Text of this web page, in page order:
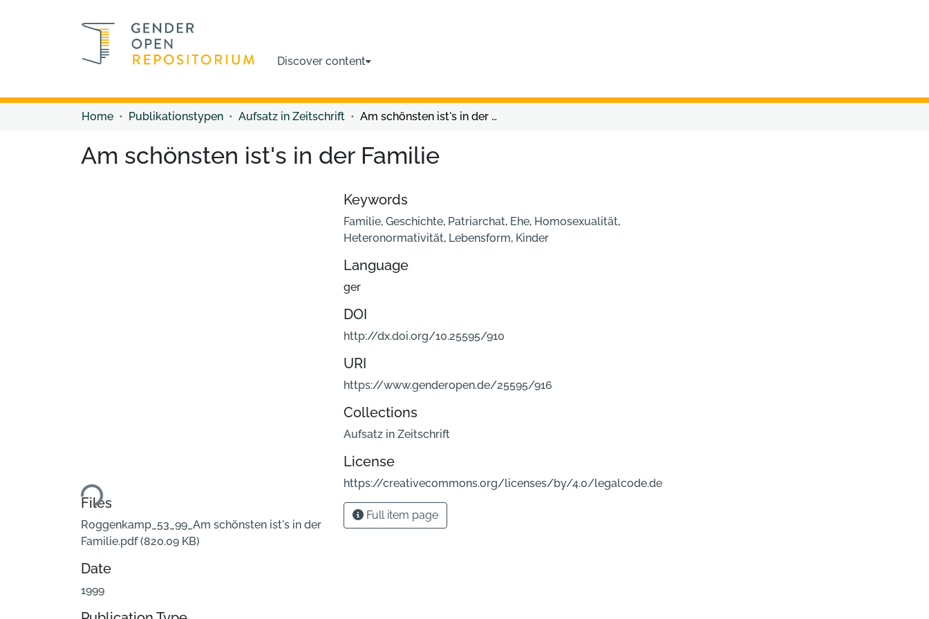
Discover content
Home Publikationstypen Aufsatz in Zeitschrift Am schönsten ist's in der Familie
Am schönsten ist's in der Familie
Loading...
Files
Roggenkamp_53_99_Am schönsten ist's in der
Familie.pdf(820.09 KB)
Date
1999
Keywords
Familie, Geschichte, Patriarchat, Ehe, Homosexualität,
Heteronormativität, Lebensform, Kinder
Language
ger
DOI
http://dx.doi.org/10.25595/910
URI
https://www.genderopen.de/25595/916
Collections
Aufsatz in Zeitschrift
License
https://creativecommons.org/licenses/by/4.0/legalcode.de
Full item page